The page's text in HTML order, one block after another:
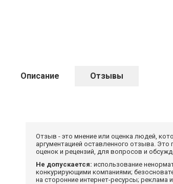
Описание Отзывы
Отзыв - это мнение или оценка людей,
аргументацией оставленного отзыва.
оценок и рецензий, для вопросов и
Не допускается: использование
конкурирующими компаниями;
на сторонние интернет-ресурсы; реклама